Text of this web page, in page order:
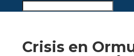
Crisis en